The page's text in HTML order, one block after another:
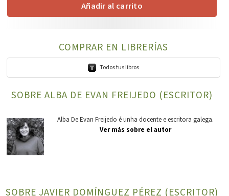
Añadir al carrito
COMPRAR EN LIBRERÍAS
Todos tus libros
SOBRE ALBA DE EVAN FREIJEDO (ESCRITOR)
Alba De Evan Freijedo é unha docente e escritora galega.
Ver más sobre el autor
SOBRE JAVIER DOMÍNGUEZ PÉREZ (ESCRITOR)